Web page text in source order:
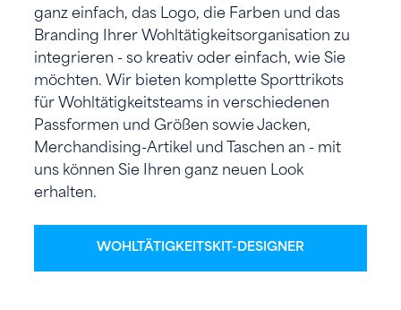
ganz einfach, das Logo, die Farben und das
Branding Ihrer Wohltätigkeitsorganisation zu
integrieren - so kreativ oder einfach, wie Sie
möchten. Wir bieten komplette Sporttrikots
für Wohltätigkeitsteams in verschiedenen
Passformen und Größen sowie Jacken,
Merchandising-Artikel und Taschen an - mit
uns können Sie Ihren ganz neuen Look
erhalten.
WOHLTÄTIGKEITSKIT-DESIGNER